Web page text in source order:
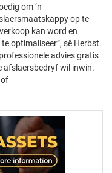
om ‘n
op te
kan word en
optimaliseer”, sê Herbst.
advies gratis
afslaersbedryf wil inwin.